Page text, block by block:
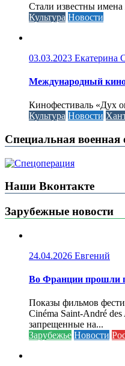
Стали известны имена
Культура Новости
03.03.2023 Екатерина
Международный
Кинофестиваль «Дух
Культура Новости
Специальная военная
Наши Вконтакте
Зарубежные новости
24.04.2026 Евгений
Во Франции прошли
Показы фильмов
Cinéma Saint-André
запрещенные на...
Зарубежье Новости